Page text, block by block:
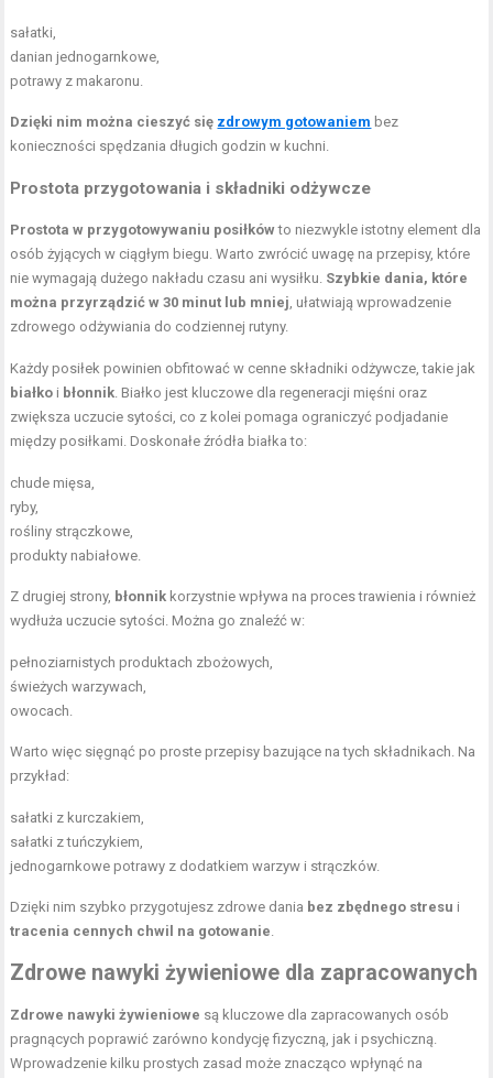
sałatki,
danian jednogarnkowe,
potrawy z makaronu.
Dzięki nim można cieszyć się zdrowym gotowaniem bez
konieczności spędzania długich godzin w kuchni.
Prostota przygotowania i składniki odżywcze
Prostota w przygotowywaniu posiłkówto niezwykle istotny element dla
osób żyjących w ciągłym biegu. Warto zwrócić uwagę na przepisy, które
nie wymagają dużego nakładu czasu ani wysiłku. Szybkie dania, które
można przyrządzić w 30 minut lub mniej, ułatwiają wprowadzenie
zdrowego odżywiania do codziennej rutyny.
Każdy posiłek powinien obfitować w cenne składniki odżywcze, takie jak
białko i błonnik. Białko jest kluczowe dla regeneracji mięśni oraz
zwiększa uczucie sytości, co z kolei pomaga ograniczyć podjadanie
między posiłkami. Doskonałe źródła białka to:
chude mięsa,
ryby,
rośliny strączkowe,
produkty nabiałowe.
Z drugiej strony, błonnik korzystnie wpływa na proces trawienia i również
wydłuża uczucie sytości. Można go znaleźć w:
pełnoziarnistych produktach zbożowych,
świeżych warzywach,
owocach.
Warto więc sięgnąć po proste przepisy bazujące na tych składnikach. Na
przykład:
sałatki z kurczakiem,
sałatki z tuńczykiem,
jednogarnkowe potrawy z dodatkiem warzyw i strączków.
Dzięki nim szybko przygotujesz zdrowe dania bez zbędnego stresu i
tracenia cennych chwil na gotowanie.
Zdrowe nawyki żywieniowe dla zapracowanych
Zdrowe nawyki żywieniowe są kluczowe dla zapracowanych osób
pragnących poprawić zarówno kondycję fizyczną, jak i psychiczną.
Wprowadzenie kilku prostych zasad może znacząco wpłynąć na